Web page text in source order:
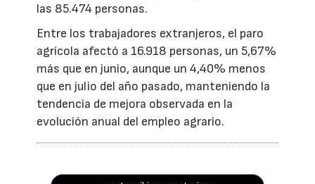
las 85.474 personas.
Entre los trabajadores extranjeros, el paro
agrícola afectó a 16.918 personas, un 5,67%
más que en junio, aunque un 4,40% menos
que en julio del año pasado, manteniendo la
tendencia de mejora observada en la
evolución anual del empleo agrario.